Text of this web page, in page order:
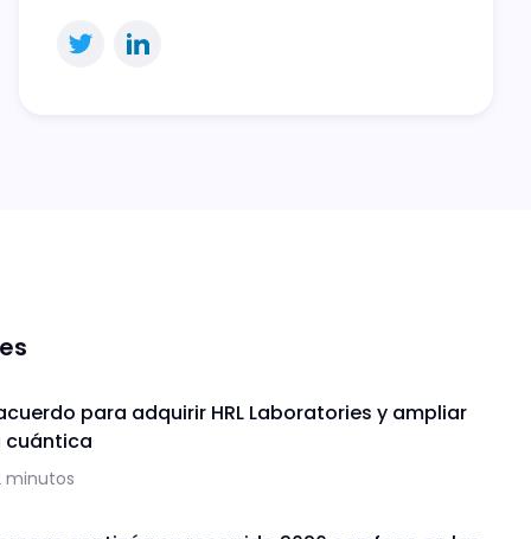
para adquirir HRL Laboratories y ampliar
cuántica
minutos